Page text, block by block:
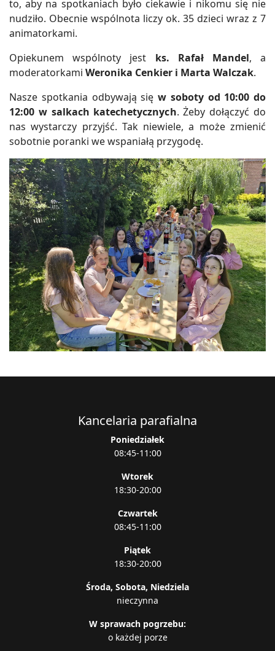
to, aby na spotkaniach było ciekawie i nikomu się nie
nudziło. Obecnie wspólnota liczy ok. 35 dzieci wraz z 7
animatorkami.
Opiekunem wspólnoty jest ks. Rafał Mandel, a
moderatorkami Weronika Cenkier i Marta Walczak.
Nasze spotkania odbywają się w soboty od 10:00 do
12:00 w salkach katechetycznych. Żeby dołączyć do
nas wystarczy przyjść. Tak niewiele, a może zmienić
sobotnie poranki we wspaniałą przygodę.
Kancelaria parafialna
Poniedziałek
08:45-11:00
Wtorek
18:30-20:00
Czwartek
08:45-11:00
Piątek
18:30-20:00
Środa, Sobota, Niedziela
nieczynna
W sprawach pogrzebu:
o każdej porze